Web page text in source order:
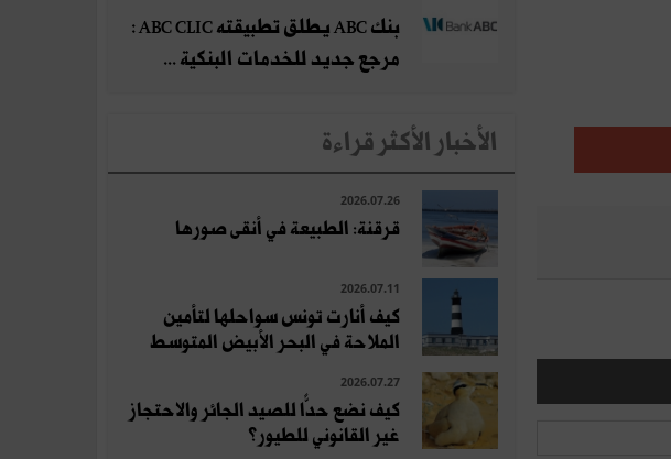
بنك ABC يطلق تطبيقته ABC CLIC :
مرجع جديد للخدمات البنكية ...
الأخبار الأكثر قراءة
2026.07.26
قرقنة: الطبيعة في أنقى صورها
2026.07.11
كيف أنارت تونس سواحلها لتأمين
الملاحة في البحر الأبيض المتوسط
2026.07.27
كيف نضع حدًّا للصيد الجائر والاحتجاز
غير القانوني للطيور؟